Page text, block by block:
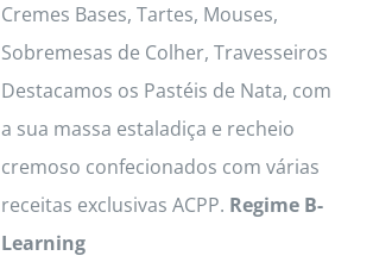
Cremes Bases, Tartes, Mouses,
Sobremesas de Colher, Travesseiros
Destacamos os Pastéis de Nata, com
a sua massa estaladiça e recheio
cremoso confecionados com várias
receitas exclusivas ACPP. Regime B-
Learning